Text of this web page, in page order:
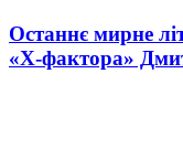
Останнє мирне
«Х-фактора»